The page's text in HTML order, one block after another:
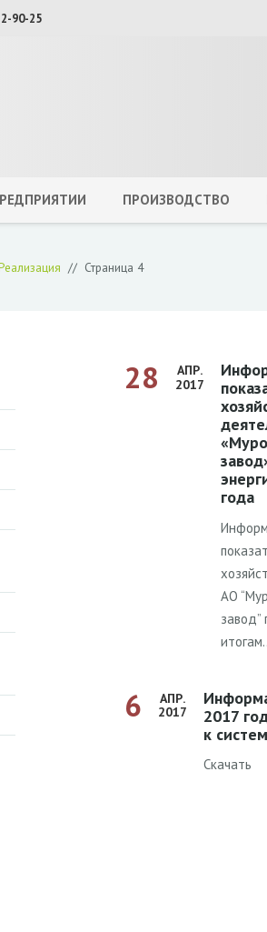
90-25
ПРОИЗВОДСТВО
// Страница 4
28
АПР.
2017
Информация об основных
года
АО
завод”
6
АПР.
2017
Информация за I квартал
2017
к
Скачать